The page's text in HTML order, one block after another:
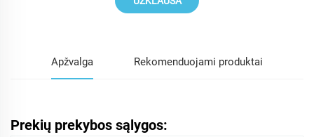
Apžvalga Rekomenduojami produktai
Prekių prekybos sąlygos: